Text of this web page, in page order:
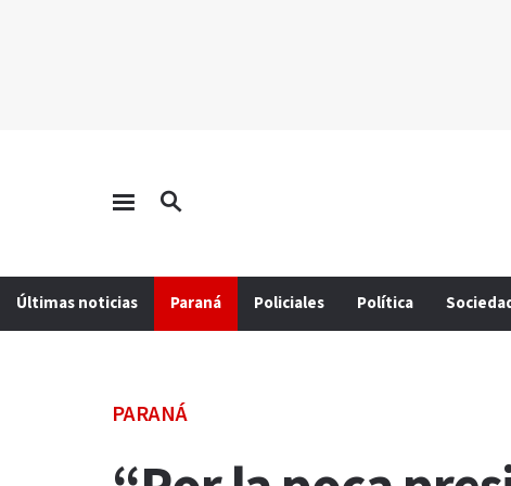
Últimas noticias Paraná Policiales Política
PARANÁ